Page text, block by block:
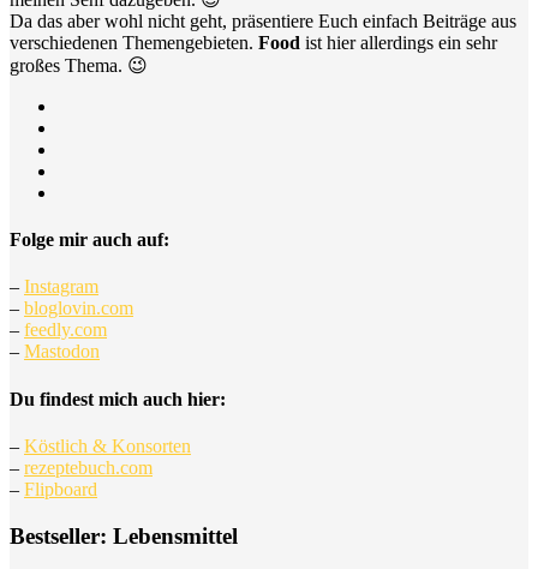
Da das aber wohl nicht geht, präsentiere Euch einfach Beiträge aus
verschiedenen Themengebieten. Food ist hier allerdings ein sehr
großes Thema. 😉
Folge mir auch auf:
– Instagram
– bloglovin.com
– feedly.com
– Mastodon
Du findest mich auch hier:
– Köstlich & Konsorten
– rezeptebuch.com
– Flipboard
Bestseller: Lebensmittel